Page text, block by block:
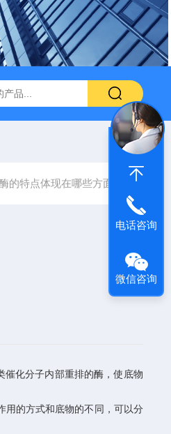
25Lbiorelevant *代理
的特点体现在哪些方面？
化分子内部重排的酶，使底物
的方式和底物的不同，可以分
电话咨询
微信咨询